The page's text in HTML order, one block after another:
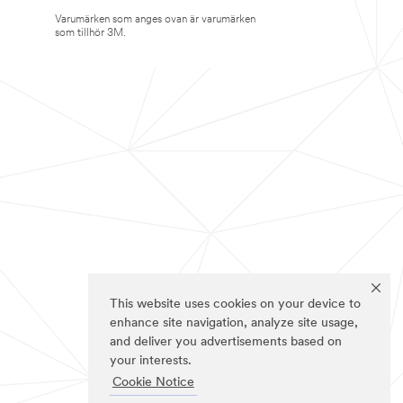
This website uses cookies on your device to
enhance site navigation, analyze site usage,
and deliver you advertisements based on
your interests.
Cookie Notice
Varumärken som anges ovan är varumärken
som tillhör 3M.